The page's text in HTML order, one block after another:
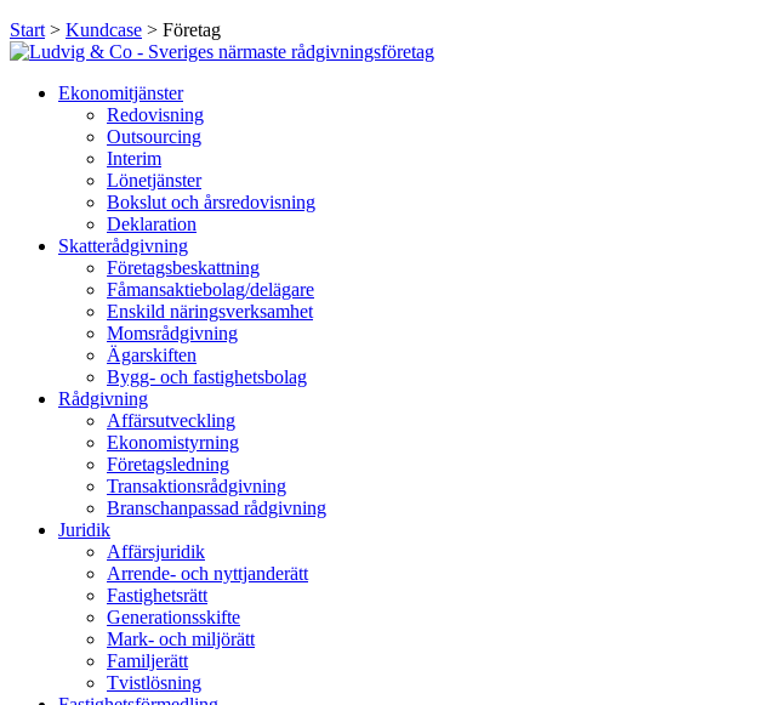
Start > Kundcase > Företag
Ekonomitjänster
Redovisning
Outsourcing
Interim
Lönetjänster
Bokslut och årsredovisning
Deklaration
Skatterådgivning
Företagsbeskattning
Fåmansaktiebolag/delägare
Enskild näringsverksamhet
Momsrådgivning
Ägarskiften
Bygg- och fastighetsbolag
Rådgivning
Affärsutveckling
Ekonomistyrning
Företagsledning
Transaktionsrådgivning
Branschanpassad rådgivning
Juridik
Affärsjuridik
Arrende- och nyttjanderätt
Fastighetsrätt
Generationsskifte
Mark- och miljörätt
Familjerätt
Tvistlösning